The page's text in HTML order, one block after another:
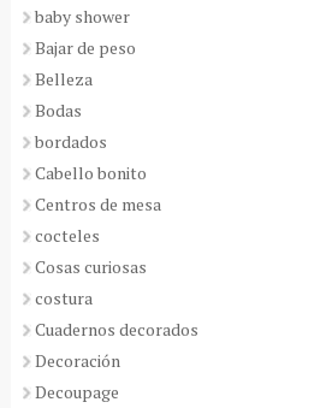
baby shower
Bajar de peso
Belleza
Bodas
bordados
Cabello bonito
Centros de mesa
cocteles
Cosas curiosas
costura
Cuadernos decorados
Decoración
Decoupage